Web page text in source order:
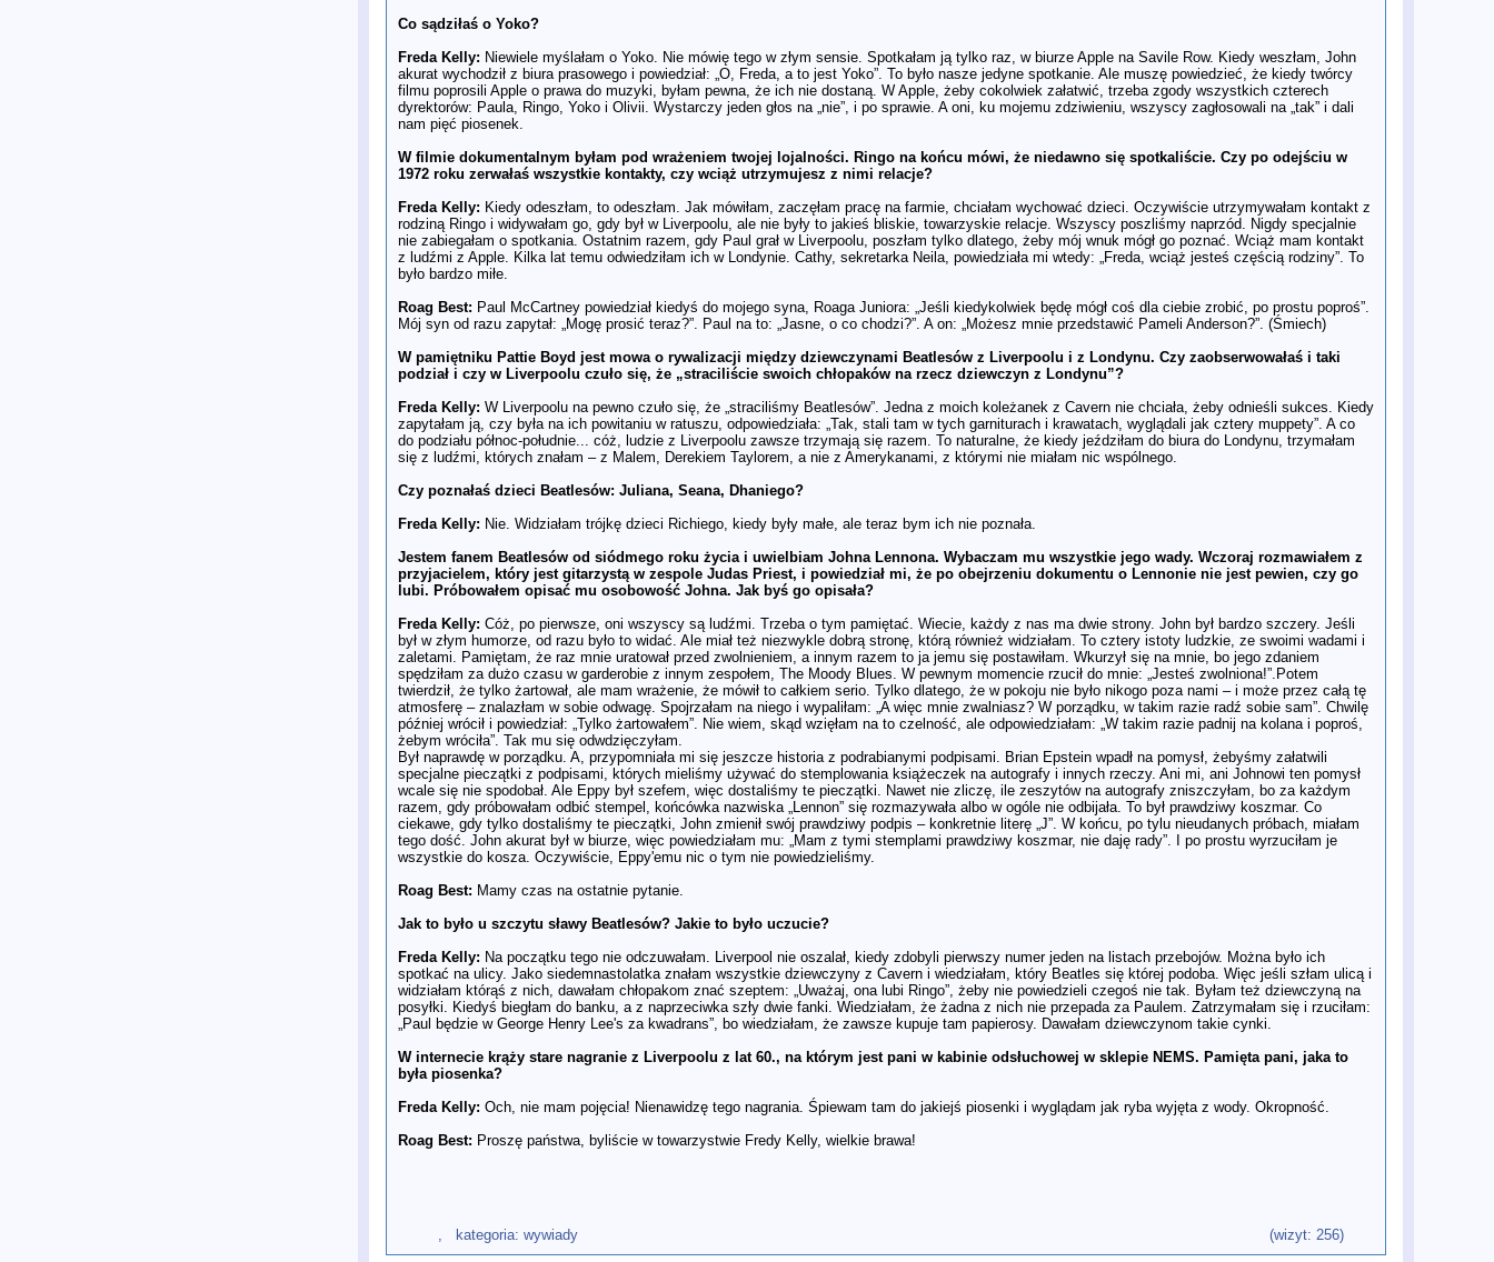
Seen a Face”
24 paĽWczesne plany albumów Anthology
23 paĽPaul McCartney: „Trząsłem się, nie
mogąc podnieść głowy z poduszki” -
fragmenty książki "Wings: the Story
23 paĽKsiążka "SHOUT!" w nowej
odsłonie. Philip Norman spotka się z
23 paĽ Zapowiedź nowej biografii Ringo
Starra
23 paĽSyn Ringo Starra o Keoghanie:
"Potrzebuje wielkiego nosa".
Zdradza też, że czeka na zupełnie
23 paĽ
Uzależnienie, romanse i zgolone
brwi: Najlepsze fragmenty biografii
Ringo Starra
23 paĽ"Paul nazwał moją książkę
'gównem', a Yoko zrobiła awanturę o
22 paĽ Jak Ringo Starr ukształtował
Beatlesów
22 paĽ Główna obsada filmów o Beatlesach
jest już znana. Pora obsadzić
18 paĽ"LENNONOLOGY" i "Eight Arms To
Hold You" świętują rocznice
piosenkę The Beatles w duecie z
Chrissie Hynde
14 paĽCzego możemy spodziewać się po
zupełnie nowym, dziewiątym
odcinku „Anthology”?
14 paĽ „Power to the People”: Jak słaby
album Johna Lennona przerodził
pudełkowe
13 paĽKobiety, polityka i imigranci.
Nieznane oblicze "A Hard Day's
Night" w nowej książce dziennikarki
BBC
11 paĽ Paul McCartney koncertuje w
Ameryce Północnej
Aimee Lou Wood przymierzane do
ról Yoko Ono i Pattie Boyd
10 paĽ Mia McKenna-Bruce jako Maureen
Starkey. Gwiazda dołącza do
obsady filmów Sama Mendesa o
Beatlesach
że dorastałem w cieniu ojca – ale to
Lennona: Wyjątkowe wydarzenia,
Saoirse Ronan jako Linda
McCartney w monumentalnym filmie
o The Beatles
Co sądziłaś o Yoko?
Freda Kelly: Niewiele myślałam o Yoko. Nie mówię tego w złym sensie. Spotkałam ją tylko raz, w biurze Apple na Savile Row. Kiedy weszłam, John
akurat wychodził z biura prasowego i powiedział: „O, Freda, a to jest Yoko”. To było nasze jedyne spotkanie. Ale muszę powiedzieć, że kiedy twórcy
filmu poprosili Apple o prawa do muzyki, byłam pewna, że ich nie dostaną. W Apple, żeby cokolwiek załatwić, trzeba zgody wszystkich czterech
dyrektorów: Paula, Ringo, Yoko i Olivii. Wystarczy jeden głos na „nie”, i po sprawie. A oni, ku mojemu zdziwieniu, wszyscy zagłosowali na „tak” i dali
nam pięć piosenek.
W filmie dokumentalnym byłam pod wrażeniem twojej lojalności. Ringo na końcu mówi, że niedawno się spotkaliście. Czy po odejściu w
1972 roku zerwałaś wszystkie kontakty, czy wciąż utrzymujesz z nimi relacje?
Freda Kelly: Kiedy odeszłam, to odeszłam. Jak mówiłam, zaczęłam pracę na farmie, chciałam wychować dzieci. Oczywiście utrzymywałam kontakt z
rodziną Ringo i widywałam go, gdy był w Liverpoolu, ale nie były to jakieś bliskie, towarzyskie relacje. Wszyscy poszliśmy naprzód. Nigdy specjalnie
nie zabiegałam o spotkania. Ostatnim razem, gdy Paul grał w Liverpoolu, poszłam tylko dlatego, żeby mój wnuk mógł go poznać. Wciąż mam kontakt
z ludźmi z Apple. Kilka lat temu odwiedziłam ich w Londynie. Cathy, sekretarka Neila, powiedziała mi wtedy: „Freda, wciąż jesteś częścią rodziny”. To
było bardzo miłe.
Roag Best: Paul McCartney powiedział kiedyś do mojego syna, Roaga Juniora: „Jeśli kiedykolwiek będę mógł coś dla ciebie zrobić, po prostu poproś”.
Mój syn od razu zapytał: „Mogę prosić teraz?”. Paul na to: „Jasne, o co chodzi?”. A on: „Możesz mnie przedstawić Pameli Anderson?”. (Śmiech)
W pamiętniku Pattie Boyd jest mowa o rywalizacji między dziewczynami Beatlesów z Liverpoolu i z Londynu. Czy zaobserwowałaś i taki
podział i czy w Liverpoolu czuło się, że „straciliście swoich chłopaków na rzecz dziewczyn z Londynu”?
Freda Kelly: W Liverpoolu na pewno czuło się, że „straciliśmy Beatlesów”. Jedna z moich koleżanek z Cavern nie chciała, żeby odnieśli sukces. Kiedy
zapytałam ją, czy była na ich powitaniu w ratuszu, odpowiedziała: „Tak, stali tam w tych garniturach i krawatach, wyglądali jak cztery muppety”. A co
do podziału północ-południe... cóż, ludzie z Liverpoolu zawsze trzymają się razem. To naturalne, że kiedy jeździłam do biura do Londynu, trzymałam
się z ludźmi, których znałam – z Malem, Derekiem Taylorem, a nie z Amerykanami, z którymi nie miałam nic wspólnego.
Czy poznałaś dzieci Beatlesów: Juliana, Seana, Dhaniego?
Freda Kelly: Nie. Widziałam trójkę dzieci Richiego, kiedy były małe, ale teraz bym ich nie poznała.
Jestem fanem Beatlesów od siódmego roku życia i uwielbiam Johna Lennona. Wybaczam mu wszystkie jego wady. Wczoraj rozmawiałem z
przyjacielem, który jest gitarzystą w zespole Judas Priest, i powiedział mi, że po obejrzeniu dokumentu o Lennonie nie jest pewien, czy go
lubi. Próbowałem opisać mu osobowość Johna. Jak byś go opisała?
Freda Kelly: Cóż, po pierwsze, oni wszyscy są ludźmi. Trzeba o tym pamiętać. Wiecie, każdy z nas ma dwie strony. John był bardzo szczery. Jeśli
był w złym humorze, od razu było to widać. Ale miał też niezwykle dobrą stronę, którą również widziałam. To cztery istoty ludzkie, ze swoimi wadami i
zaletami. Pamiętam, że raz mnie uratował przed zwolnieniem, a innym razem to ja jemu się postawiłam. Wkurzył się na mnie, bo jego zdaniem
spędziłam za dużo czasu w garderobie z innym zespołem, The Moody Blues. W pewnym momencie rzucił do mnie: „Jesteś zwolniona!”.Potem
twierdził, że tylko żartował, ale mam wrażenie, że mówił to całkiem serio. Tylko dlatego, że w pokoju nie było nikogo poza nami – i może przez całą tę
atmosferę – znalazłam w sobie odwagę. Spojrzałam na niego i wypaliłam: „A więc mnie zwalniasz? W porządku, w takim razie radź sobie sam”. Chwilę
później wrócił i powiedział: „Tylko żartowałem”. Nie wiem, skąd wzięłam na to czelność, ale odpowiedziałam: „W takim razie padnij na kolana i poproś,
żebym wróciła”. Tak mu się odwdzięczyłam.
Był naprawdę w porządku. A, przypomniała mi się jeszcze historia z podrabianymi podpisami. Brian Epstein wpadł na pomysł, żebyśmy załatwili
specjalne pieczątki z podpisami, których mieliśmy używać do stemplowania książeczek na autografy i innych rzeczy. Ani mi, ani Johnowi ten pomysł
wcale się nie spodobał. Ale Eppy był szefem, więc dostaliśmy te pieczątki. Nawet nie zliczę, ile zeszytów na autografy zniszczyłam, bo za każdym
razem, gdy próbowałam odbić stempel, końcówka nazwiska „Lennon” się rozmazywała albo w ogóle nie odbijała. To był prawdziwy koszmar. Co
ciekawe, gdy tylko dostaliśmy te pieczątki, John zmienił swój prawdziwy podpis – konkretnie literę „J”. W końcu, po tylu nieudanych próbach, miałam
tego dość. John akurat był w biurze, więc powiedziałam mu: „Mam z tymi stemplami prawdziwy koszmar, nie daję rady”. I po prostu wyrzuciłam je
wszystkie do kosza. Oczywiście, Eppy'emu nic o tym nie powiedzieliśmy.
Roag Best: Mamy czas na ostatnie pytanie.
Jak to było u szczytu sławy Beatlesów? Jakie to było uczucie?
Freda Kelly: Na początku tego nie odczuwałam. Liverpool nie oszalał, kiedy zdobyli pierwszy numer jeden na listach przebojów. Można było ich
spotkać na ulicy. Jako siedemnastolatka znałam wszystkie dziewczyny z Cavern i wiedziałam, który Beatles się której podoba. Więc jeśli szłam ulicą i
widziałam którąś z nich, dawałam chłopakom znać szeptem: „Uważaj, ona lubi Ringo”, żeby nie powiedzieli czegoś nie tak. Byłam też dziewczyną na
posyłki. Kiedyś biegłam do banku, a z naprzeciwka szły dwie fanki. Wiedziałam, że żadna z nich nie przepada za Paulem. Zatrzymałam się i rzuciłam:
„Paul będzie w George Henry Lee's za kwadrans”, bo wiedziałam, że zawsze kupuje tam papierosy. Dawałam dziewczynom takie cynki.
W internecie krąży stare nagranie z Liverpoolu z lat 60., na którym jest pani w kabinie odsłuchowej w sklepie NEMS. Pamięta pani, jaka to
była piosenka?
Freda Kelly: Och, nie mam pojęcia! Nienawidzę tego nagrania. Śpiewam tam do jakiejś piosenki i wyglądam jak ryba wyjęta z wody. Okropność.
Roag Best: Proszę państwa, byliście w towarzystwie Fredy Kelly, wielkie brawa!
, kategoria: wywiady (wizyt: 256)